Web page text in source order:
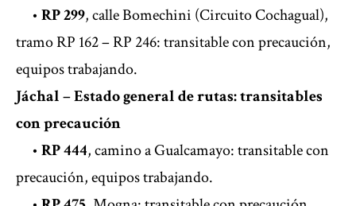
• RP 299, calle Bomechini (Circuito Cochagual),
tramo RP 162 – RP 246: transitable con precaución,
equipos trabajando.
Jáchal – Estado general de rutas: transitables
con precaución
• RP 444, camino a Gualcamayo: transitable con
precaución, equipos trabajando.